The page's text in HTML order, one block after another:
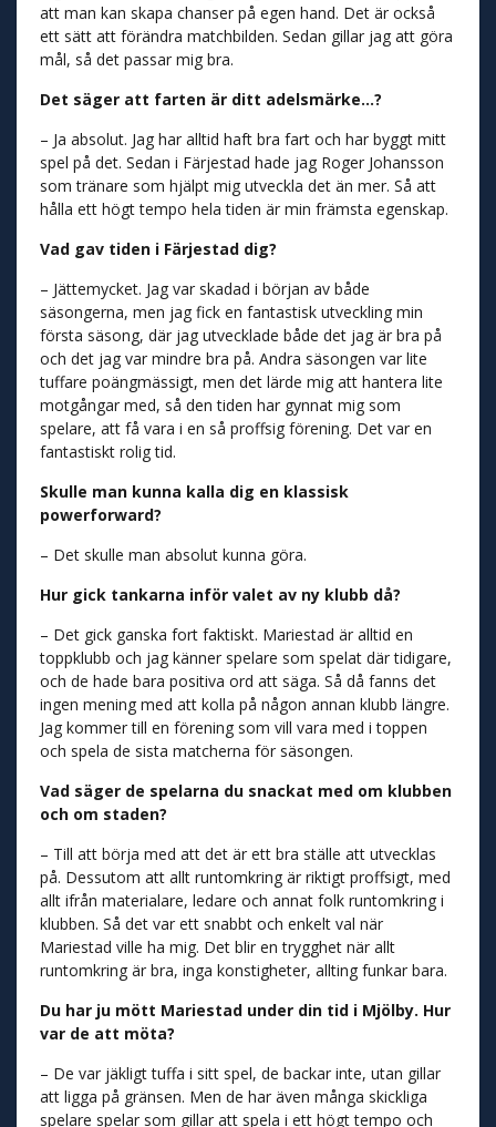
att man kan skapa chanser på egen hand. Det är också
ett sätt att förändra matchbilden. Sedan gillar jag att göra
mål, så det passar mig bra.
Det säger att farten är ditt adelsmärke…?
– Ja absolut. Jag har alltid haft bra fart och har byggt mitt
spel på det. Sedan i Färjestad hade jag Roger Johansson
som tränare som hjälpt mig utveckla det än mer. Så att
hålla ett högt tempo hela tiden är min främsta egenskap.
Vad gav tiden i Färjestad dig?
– Jättemycket. Jag var skadad i början av både
säsongerna, men jag fick en fantastisk utveckling min
första säsong, där jag utvecklade både det jag är bra på
och det jag var mindre bra på. Andra säsongen var lite
tuffare poängmässigt, men det lärde mig att hantera lite
motgångar med, så den tiden har gynnat mig som
spelare, att få vara i en så proffsig förening. Det var en
fantastiskt rolig tid.
Skulle man kunna kalla dig en klassisk
powerforward?
– Det skulle man absolut kunna göra.
Hur gick tankarna inför valet av ny klubb då?
– Det gick ganska fort faktiskt. Mariestad är alltid en
toppklubb och jag känner spelare som spelat där tidigare,
och de hade bara positiva ord att säga. Så då fanns det
ingen mening med att kolla på någon annan klubb längre.
Jag kommer till en förening som vill vara med i toppen
och spela de sista matcherna för säsongen.
Vad säger de spelarna du snackat med om klubben
och om staden?
– Till att börja med att det är ett bra ställe att utvecklas
på. Dessutom att allt runtomkring är riktigt proffsigt, med
allt ifrån materialare, ledare och annat folk runtomkring i
klubben. Så det var ett snabbt och enkelt val när
Mariestad ville ha mig. Det blir en trygghet när allt
runtomkring är bra, inga konstigheter, allting funkar bara.
Du har ju mött Mariestad under din tid i Mjölby. Hur
var de att möta?
– De var jäkligt tuffa i sitt spel, de backar inte, utan gillar
att ligga på gränsen. Men de har även många skickliga
spelare spelar som gillar att spela i ett högt tempo och